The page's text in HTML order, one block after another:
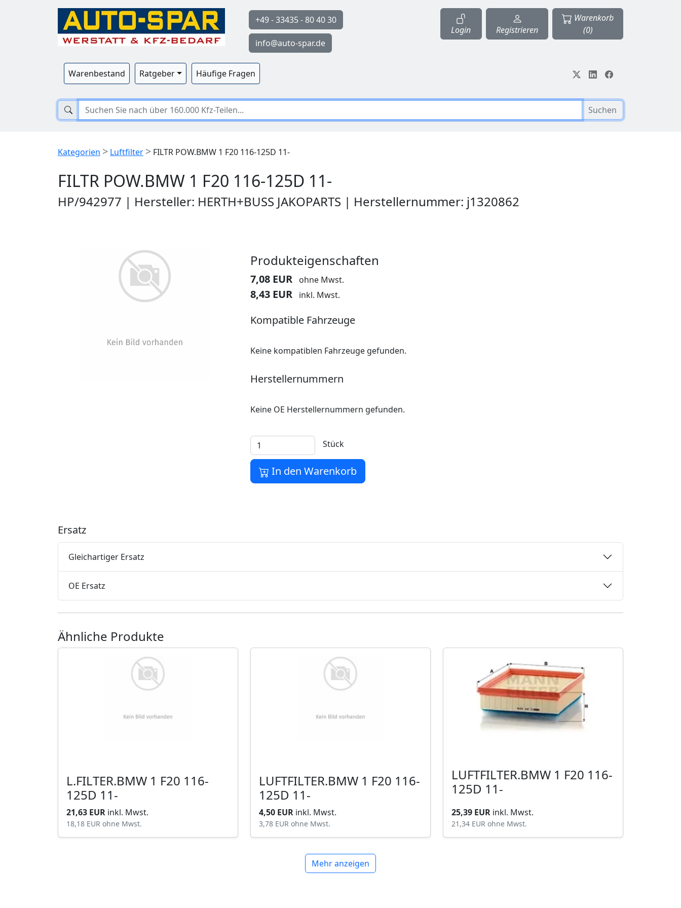
+49 - 33435 - 80 40 30
info@auto-spar.de
Login Registrieren
Warenkorb
(0)
Warenbestand Ratgeber Häufige Fragen
Suchen
Kategorien > Luftfilter > FILTR POW.BMW 1 F20 116-125D 11-
FILTR POW.BMW 1 F20 116-125D 11-
HP/942977 | Hersteller: HERTH+BUSS JAKOPARTS | Herstellernummer: j1320862
Produkteigenschaften
7,08 EUR ohne Mwst.
8,43 EUR inkl. Mwst.
Kompatible Fahrzeuge
Keine kompatiblen Fahrzeuge gefunden.
Herstellernummern
Keine OE Herstellernummern gefunden.
Stück
In den Warenkorb
Ersatz
Gleichartiger Ersatz
OE Ersatz
Ähnliche Produkte
L.FILTER.BMW 1 F20 116-
125D 11-
21,63 EUR inkl. Mwst.
18,18 EUR ohne Mwst.
LUFTFILTER.BMW 1 F20 116-
125D 11-
4,50 EUR inkl. Mwst.
3,78 EUR ohne Mwst.
LUFTFILTER.BMW 1 F20 116-
125D 11-
25,39 EUR inkl. Mwst.
21,34 EUR ohne Mwst.
Mehr anzeigen